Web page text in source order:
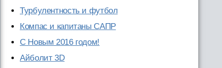
Турбулентность и футбол
Компас и капитаны САПР
С Новым 2016 годом!
Айболит 3D